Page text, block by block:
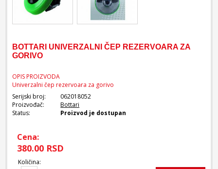
BOTTARI UNIVERZALNI ČEP REZERVOARA ZA
GORIVO
OPIS PROIZVODA
Univerzalni čep rezervoara za gorivo
Serijski broj:
062018052
Proizvođač:
Bottari
Status:
Proizvod je dostupan
Cena:
380.00 RSD
Količina: